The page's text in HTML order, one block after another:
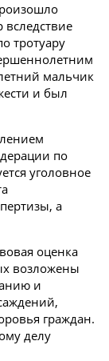
тротуару
мальчик
и был
по
уголовное
а
оценка
возложены
и
граждан.
делу